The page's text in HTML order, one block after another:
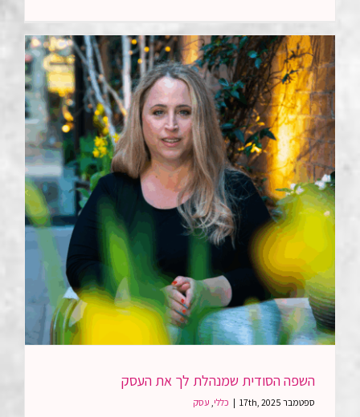
בין השיעורים, העבודות, המבחנים,
המשמרות, והחיים עצמם - סטודנט ממוצע
בישראל הוא לוחם־יום־יום. רק [...]
Read More
השפה הסודית שמנהלת לך את